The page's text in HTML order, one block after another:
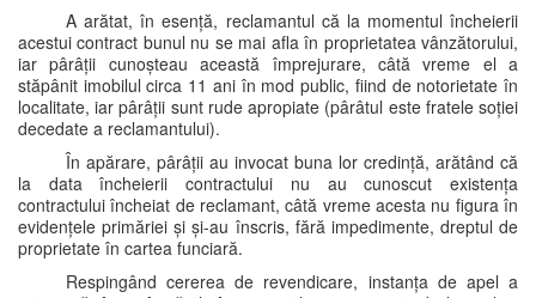
A arătat, în esență, reclamantul că la momentul încheierii
acestui contract bunul nu se mai afla în proprietatea vânzătorului,
iar pârâții cunoșteau această împrejurare, câtă vreme el a
stăpânit imobilul circa 11 ani în mod public, fiind de notorietate în
localitate, iar pârâții sunt rude apropiate (pârâtul este fratele soției
decedate a reclamantului).
În apărare, pârâții au invocat buna lor credință, arătând că
la data încheierii contractului nu au cunoscut existența
contractului încheiat de reclamant, câtă vreme acesta nu figura în
evidențele primăriei și și-au înscris, fără impedimente, dreptul de
proprietate în cartea funciară.
Respingând cererea de revendicare, instanța de apel a